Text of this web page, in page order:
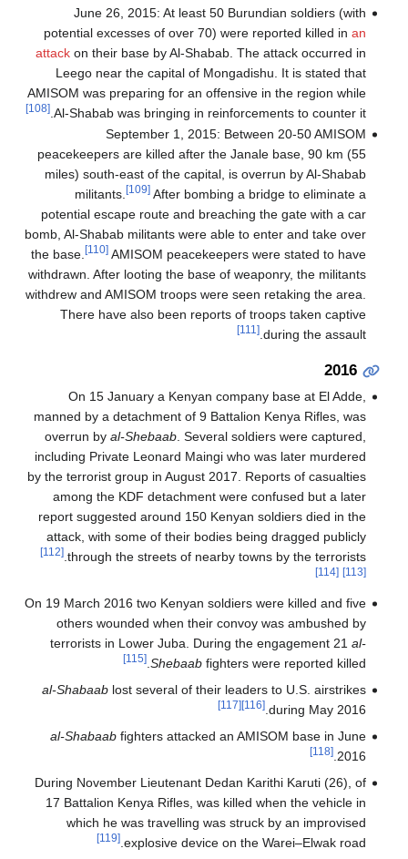
June 26, 2015: At least 50 Burundian soldiers (with
potential excesses of over 70) were reported killed in an
attackon their base by Al-Shabab. The attack occurred in
Leego near the capital of Mongadishu. It is stated that
AMISOM was preparing for an offensive in the region while
Al-Shabab was bringing in reinforcements to counter it.
[108]
September 1, 2015: Between 20-50 AMISOM
peacekeepers are killed after the Janale base, 90 km (55
miles) south-east of the capital, is overrun by Al-Shabab
militants.
[109]After bombing a bridge to eliminate a
potential escape route and breaching the gate with a car
bomb, Al-Shabab militants were able to enter and take over
the base.
[110]AMISOM peacekeepers were stated to have
withdrawn. After looting the base of weaponry, the militants
withdrew and AMISOM troops were seen retaking the area.
There have also been reports of troops taken captive
during the assault.
[111]
2016
On 15 January a Kenyan company base at El Adde,
manned by a detachment of 9 Battalion Kenya Rifles, was
overrun by al-Shebaab. Several soldiers were captured,
including Private Leonard Maingi who was later murdered
by the terrorist group in August 2017. Reports of casualties
among the KDF detachment were confused but a later
report suggested around 150 Kenyan soldiers died in the
attack, with some of their bodies being dragged publicly
through the streets of nearby towns by the terrorists.
[112]
[113]
[114]
On 19 March 2016 two Kenyan soldiers were killed and five
others wounded when their convoy was ambushed by
terrorists in Lower Juba. During the engagement 21 al-
Shebaabfighters were reported killed.
[115]
al-Shabaablost several of their leaders to U.S. airstrikes
during May 2016.
[116]
[117]
al-Shabaabfighters attacked an AMISOM base in June
2016.
[118]
During November Lieutenant Dedan Karithi Karuti (26), of
17 Battalion Kenya Rifles, was killed when the vehicle in
which he was travelling was struck by an improvised
explosive device on the Warei–Elwak road.
[119]